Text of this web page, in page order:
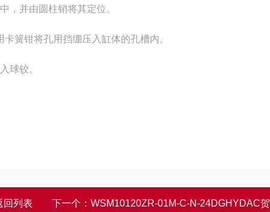
并由圆柱销将其定位。
钳将孔用挡绷压入缸体的孔槽内。
球铰。
回列表 下一个： WSM10120ZR-01M-C-N-24DGHYDAC贺德克电磁阀结构功能